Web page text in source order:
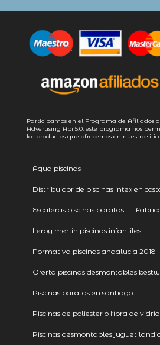
Participamos en el Programa de Afiliados
Advertising Api 5.0, este programa nos
los productos que ofrecemos en nuestro
Aqua piscinas
Distribuidor de piscinas intex en
Escaleras piscinas baratas
Leroy merlin piscinas infantiles
Normativa piscinas andalucia 2018
Oferta piscinas desmontables
Piscinas baratas en santiago
Piscinas de poliester o fibra de vidrio
Piscinas desmontables